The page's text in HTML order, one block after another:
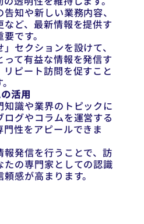
知や新しい業務内容、
など、最新情報を提供す
です。
」セクションを設けて、
って有益な情報を発信す
リピート訪問を促すこと
活用
知識や業界のトピックに
ログやコラムを運営する
門性をアピールできま
報発信を行うことで、訪
たの専門家としての認識
感が高まります。